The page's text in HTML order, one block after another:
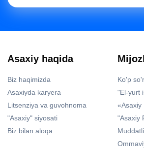
Asaxiy haqida
Biz haqimizda
Asaxiyda karyera
Litsenziya va guvohnoma
"Asaxiy" siyosati
Biz bilan aloqa
Ko'p
"El-yurt
«Asaxiy
"Asaxiy